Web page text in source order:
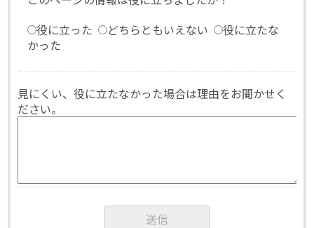
役に立った
どちらともいえない
役に立たな
かった
見にくい、役に立たなかった場合は理由をお聞かせく
ださい。